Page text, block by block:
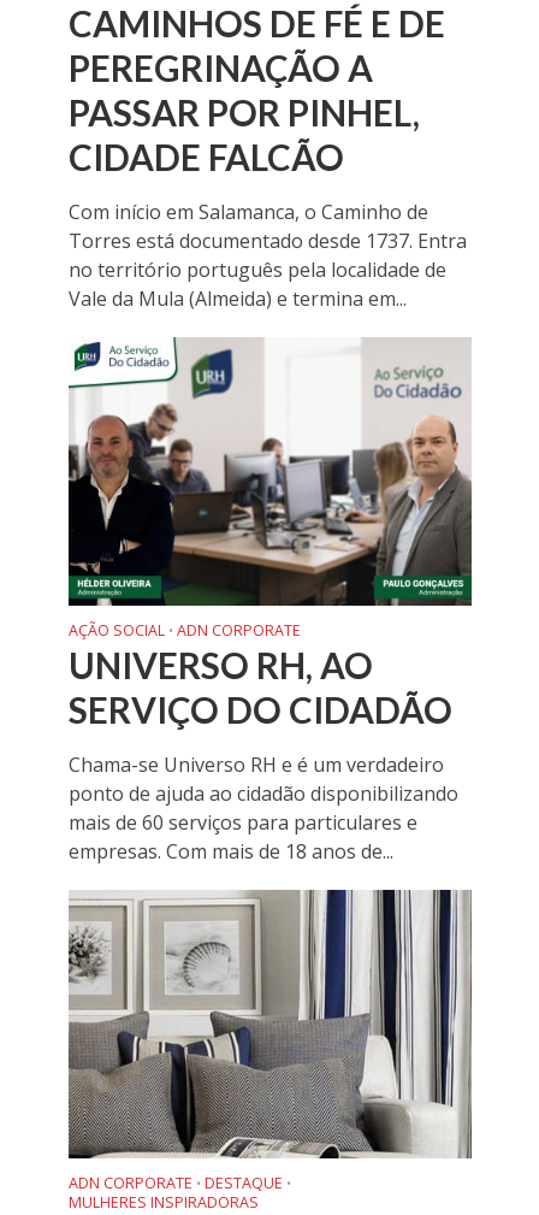
CAMINHOS DE FÉ E DE
PEREGRINAÇÃO A
PASSAR POR PINHEL,
CIDADE FALCÃO
Com início em Salamanca, o Caminho de
Torres está documentado desde 1737. Entra
no território português pela localidade de
Vale da Mula (Almeida) e termina em...
AÇÃO SOCIAL • ADN CORPORATE
UNIVERSO RH, AO
SERVIÇO DO CIDADÃO
Chama-se Universo RH e é um verdadeiro
ponto de ajuda ao cidadão disponibilizando
mais de 60 serviços para particulares e
empresas. Com mais de 18 anos de...
ADN CORPORATE • DESTAQUE •
MULHERES INSPIRADORAS